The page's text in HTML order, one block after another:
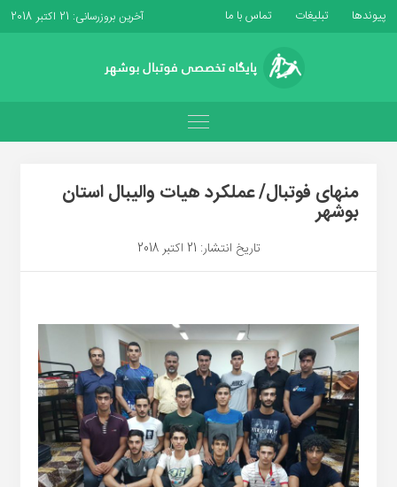
پیوندها تبلیغات تماس با ما آخرین بروزرسانی: 21 اکتبر 2018
منهای فوتبال/ عملکرد هیات والیبال استان
بوشهر
تاریخ انتشار: 21 اکتبر 2018